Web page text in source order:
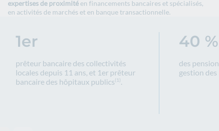
expertises de proximité en financements bancaires et spécialisés,
en activités de marchés et en banque transactionnelle.
1er
prêteur bancaire des collectivités
locales depuis 11 ans, et 1er prêteur
bancaire des hôpitaux publics(1).
40 %
des
gestion